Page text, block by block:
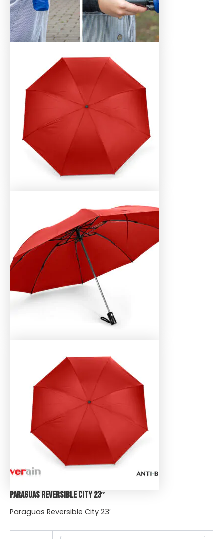
Paraguas Reversible City 23″
Paraguas Reversible City 23″